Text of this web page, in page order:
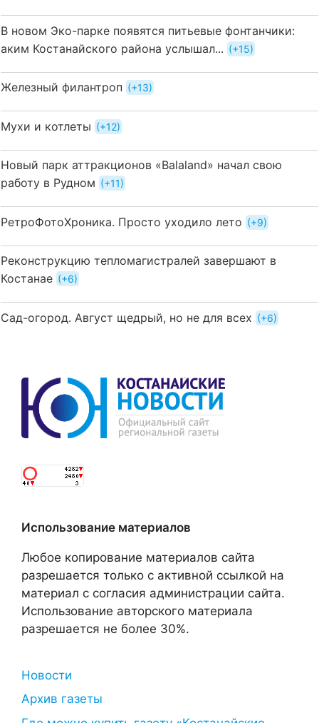
В новом Эко-парке появятся питьевые фонтанчики:
аким Костанайского района услышал...
+15
Железный филантроп +13
Мухи и котлеты +12
Новый парк аттракционов «Balaland» начал свою
работу в Рудном
+11
РетроФотоХроника. Просто уходило лето +9
Реконструкцию тепломагистралей завершают в
Костанае
+6
Сад-огород. Август щедрый, но не для всех +6
Использование материалов
Любое копирование материалов сайта
разрешается только с активной ссылкой на
материал с согласия администрации сайта.
Использование авторского материала
разрешается не более 30%.
Новости
Архив газеты